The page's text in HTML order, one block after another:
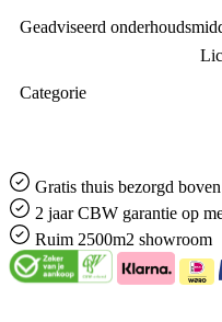
Geadviseerd
Categorie
Gratis thuis bezorgd
2 jaar CBW garantie op
Ruim 2500m2 showroom